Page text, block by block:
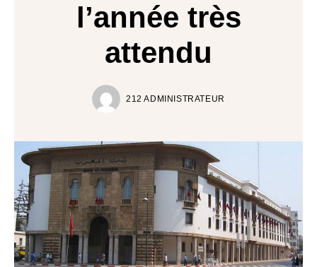
l’année très
attendu
212 ADMINISTRATEUR